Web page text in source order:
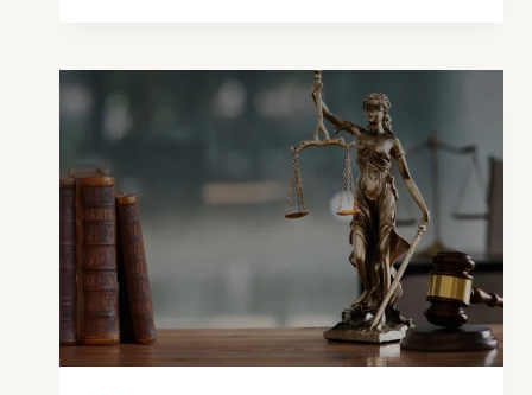
DIE
ENTWICKLUNG
EINER
VISUELLER